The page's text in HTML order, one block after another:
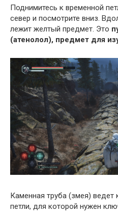
Поднимитесь к временной
север и посмотрите вниз.
лежит желтый предмет. Это
(атенолол), предмет для
Каменная труба (змея)
петли, для которой нужен